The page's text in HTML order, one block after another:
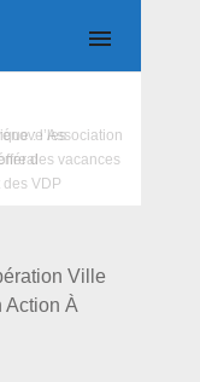
les
Ville
Action À